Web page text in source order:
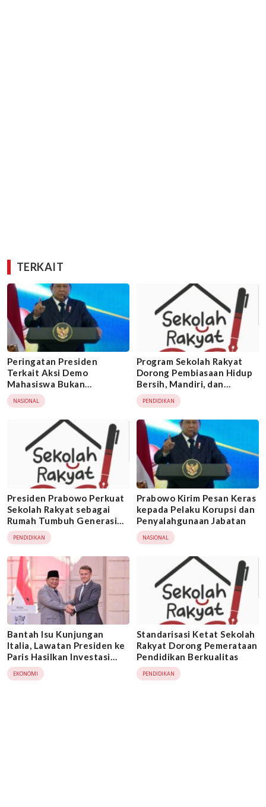
TERKAIT
Peringatan Presiden
Terkait Aksi Demo
Mahasiswa Bukan
Membatasi Hak
Berpendapat
NASIONAL
Program Sekolah Rakyat
Dorong Pembiasaan Hidup
Bersih, Mandiri, dan
Gotong Royong
PENDIDIKAN
Presiden Prabowo Perkuat
Sekolah Rakyat sebagai
Rumah Tumbuh Generasi
Unggul
PENDIDIKAN
Prabowo Kirim Pesan Keras
kepada Pelaku Korupsi dan
Penyalahgunaan Jabatan
NASIONAL
Bantah Isu Kunjungan
Italia, Lawatan Presiden ke
Paris Hasilkan Investasi
Besar
EKONOMI
Standarisasi Ketat Sekolah
Rakyat Dorong Pemerataan
Pendidikan Berkualitas
PENDIDIKAN